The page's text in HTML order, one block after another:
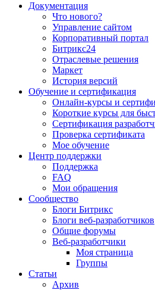
Документация
Что нового?
Управление сайтом
Корпоративный портал
Битрикс24
Отраслевые решения
Маркет
История версий
Обучение и сертификация
Онлайн-курсы и
Короткие курсы для
Сертификация
Проверка сертификата
Мое обучение
Центр поддержки
Поддержка
FAQ
Мои обращения
Сообщество
Блоги Битрикс
Блоги веб-разработчиков
Общие форумы
Веб-разработчики
Моя страница
Группы
Статьи
Архив